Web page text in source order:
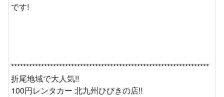
です!
******************************************************************
折尾地域で大人気!!
100円レンタカー 北九州ひびきの店!!